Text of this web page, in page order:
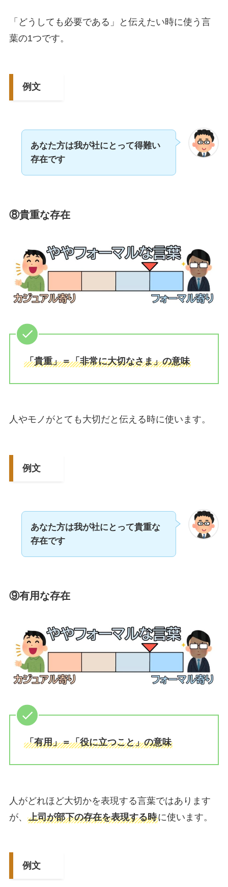
「どうしても必要である」と伝えたい時に使う言
葉の1つです。
例文
あなた方は我が社にとって得難い
存在です
⑧貴重な存在
「貴重」＝「非常に大切なさま」の意味
人やモノがとても大切だと伝える時に使います。
例文
あなた方は我が社にとって貴重な
存在です
⑨有用な存在
「有用」＝「役に立つこと」の意味
人がどれほど大切かを表現する言葉ではあります
が、 上司が部下の存在を表現する時に使います。
例文